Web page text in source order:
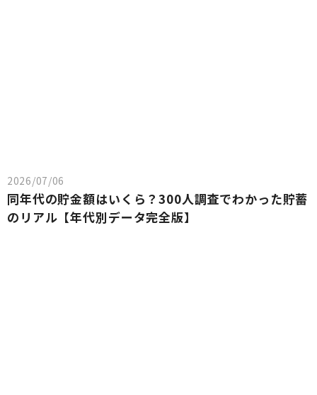
2026/07/06
同年代の貯金額はいくら？300人調査でわかった貯蓄
のリアル【年代別データ完全版】